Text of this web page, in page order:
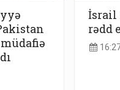
İsrail
rədd